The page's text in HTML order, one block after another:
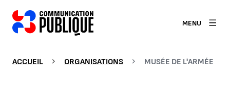
MENU
ACCUEIL ORGANISATIONS MUSÉE DE L'ARMÉE